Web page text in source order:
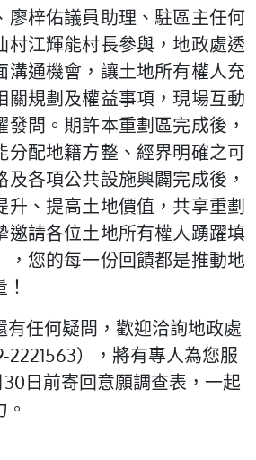
廖梓佑議員助理、駐區主任何
村江輝能村長參與，地政處透
溝通機會，讓土地所有權人充
關規劃及權益事項，現場互動
問。期許本重劃區完成後，
分配地籍方整、經界明確之可
各項公共設施興闢完成後，
升、提高土地價值，共享重劃
邀請各位土地所有權人踴躍填
，您的每一份回饋都是推動地
有任何疑問，歡迎洽詢地政處
2221563），將有專人為您服
30日前寄回意願調查表，一起